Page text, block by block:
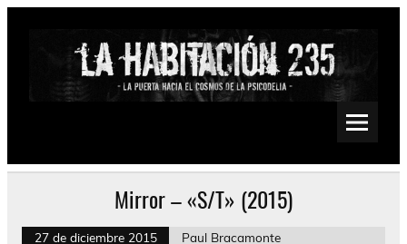
Saltar
Psychedelic, Stoner, Doom, Sludge, Fuzz, Space, Drone
Mirror – «S/T» (2015)
27 de diciembre 2015
Paul Bracamonte